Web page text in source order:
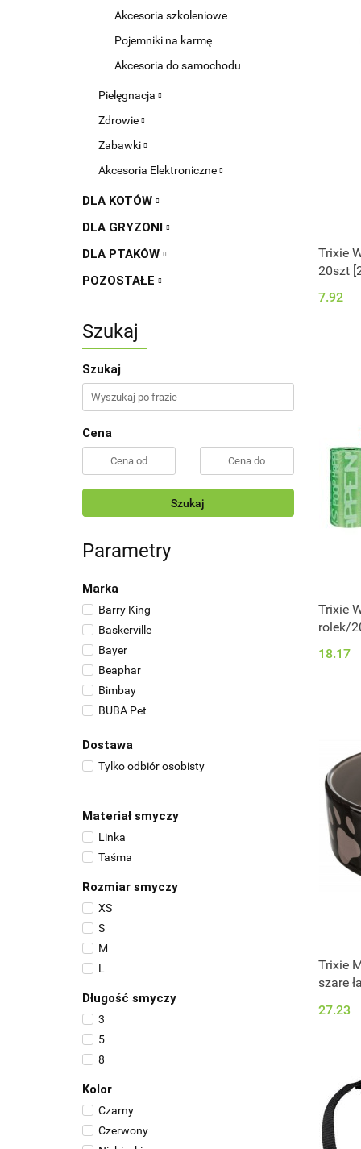
Akcesoria szkoleniowe
Pojemniki na karmę
Akcesoria do samochodu
Pielęgnacja
Zdrowie
Zabawki
Akcesoria Elektroniczne
DLA KOTÓW
DLA GRYZONI
DLA PTAKÓW
POZOSTAŁE
Szukaj
Szukaj
Cena
Szukaj
Parametry
Marka
Barry King
Baskerville
Bayer
Beaphar
Bimbay
BUBA Pet
Champion
Collar
DermaPharm
Dingo
Diversa
Earth Rated
Ferplast
Flamingo
Flexi
Fraspo
Grande Finale
Halti
LickiMat
Matteo
MidWest
MIMIKO Pets
Outward Hound
Dostawa
Tylko odbiór osobisty
Materiał smyczy
Linka
Taśma
Rozmiar smyczy
XS
S
M
L
Długość smyczy
3
5
8
Kolor
Czarny
Czerwony
Trixie
20szt
7.92
Trixie
rolek/
18.17
Trixie
szare
27.23